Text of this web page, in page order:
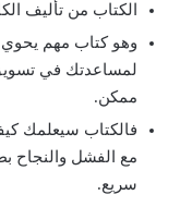
الكتاب من تأليف
لمساعدتك في
ممكن.
فالكتاب سيعلمك
مع الفشل والنجاح
سريع.